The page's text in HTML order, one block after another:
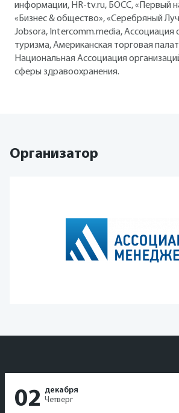
информации, HR-tv.ru, БОСС, «Первый
«Бизнес & общество», «Серебряный
Jobsora, Intercomm.media, Ассоциация
туризма, Американская торговая
Национальная Ассоциация
сферы здравоохранения.
Организатор
02 декабря
Четверг